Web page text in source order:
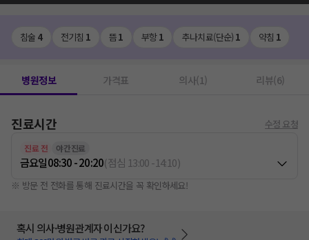
침술 4 전기침 1 뜸1 부항1 추나치료(단순) 1 약침 1
병원정보 가격표 의사(1) 리뷰(6)
진료시간 수정 요청
진료 전 야간진료
금요일08:30 - 20:20(점심 13:00-14:10)
※ 방문 전 전화를 통해 진료시간을 꼭 확인하세요!
혹시 의사·병원관계자 이신가요?